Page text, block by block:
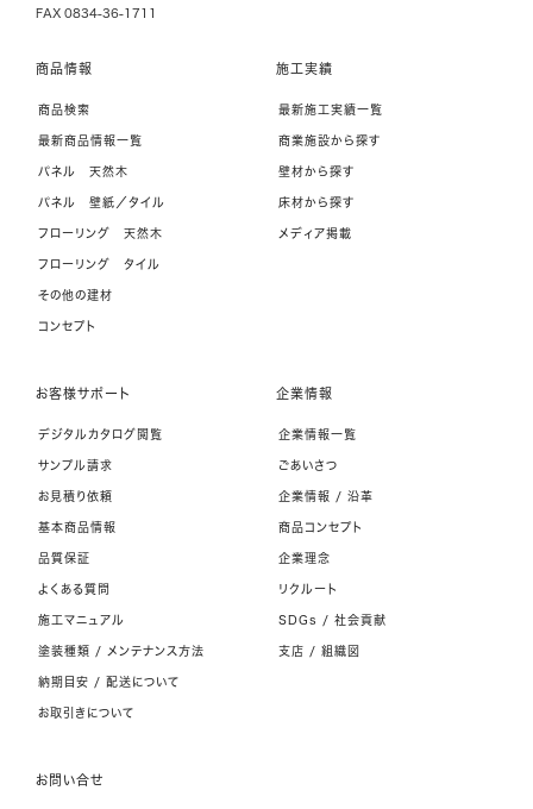
FAX 0834-36-1711
商品情報
商品検索
最新商品情報一覧
パネル 天然木
パネル 壁紙／タイル
フローリング 天然木
フローリング タイル
その他の建材
コンセプト
施工実績
最新施工実績一覧
商業施設から探す
壁材から探す
床材から探す
メディア掲載
お客様サポート
デジタルカタログ閲覧
サンプル請求
お見積り依頼
基本商品情報
品質保証
よくある質問
施工マニュアル
塗装種類 / メンテナンス方法
納期目安 / 配送について
お取引きについて
企業情報
企業情報一覧
ごあいさつ
企業情報 / 沿革
商品コンセプト
企業理念
リクルート
SDGs / 社会貢献
支店 / 組織図
お問い合せ